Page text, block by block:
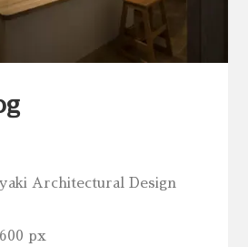
Architectural Design
px